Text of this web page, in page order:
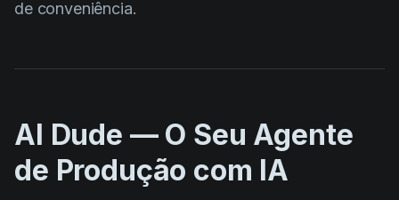
de conveniência.
AI Dude — O Seu Agente
de Produção com IA